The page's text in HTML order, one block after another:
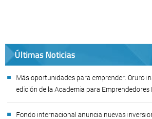
Últimas Noticias
Más oportunidades para emprender: Oruro
edición de la Academia para Emprendedores
Fondo internacional anuncia nuevas